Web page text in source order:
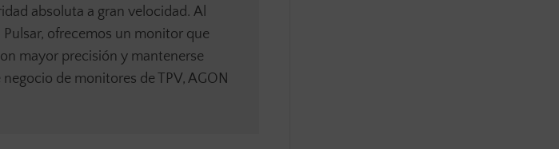
absoluta a gran velocidad. Al
ofrecemos un monitor que
mayor precisión y mantenerse
de monitores de TPV, AGON